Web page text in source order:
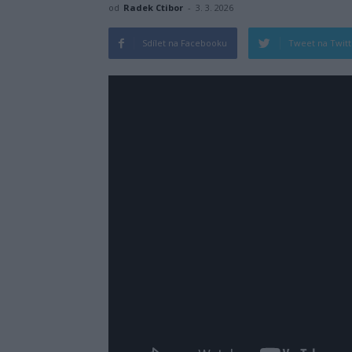
od Radek Ctibor - 3. 3. 2026
Sdílet na Facebooku Tweet na